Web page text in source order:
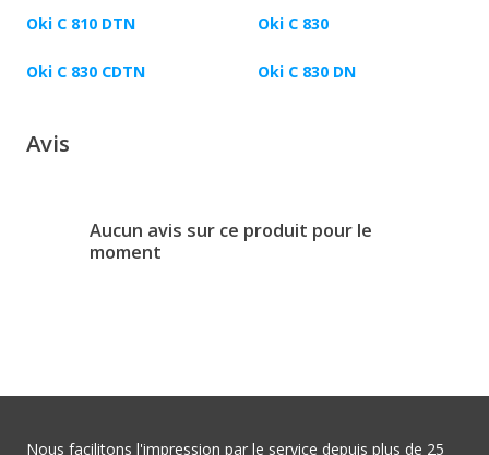
Oki C 810 DTN Oki C 830
Oki C 830 CDTN Oki C 830 DN
Avis
Aucun avis sur ce produit pour le
moment
Nous facilitons l'impression par le service depuis plus de 25